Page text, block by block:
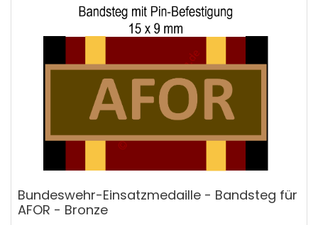
Bundeswehr-Einsatzmedaille - Bandsteg für
AFOR - Bronze